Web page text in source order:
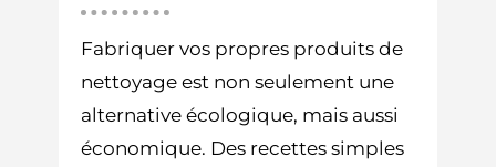
Fabriquer vos propres produits de
nettoyage est non seulement une
alternative écologique, mais aussi
économique. Des recettes simples